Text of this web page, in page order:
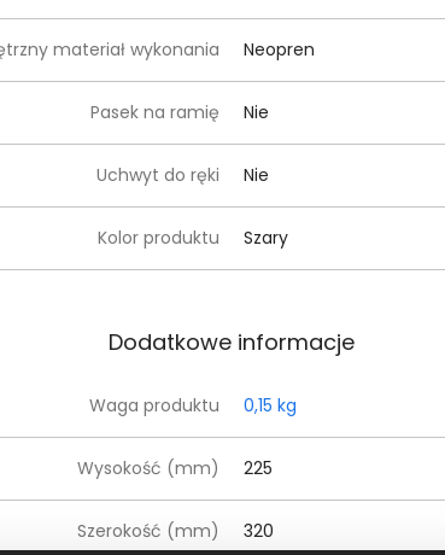
materiał wykonania Neopren
Pasek na ramię Nie
Uchwyt do ręki Nie
Kolor produktu Szary
Dodatkowe informacje
Waga produktu 0,15 kg
Wysokość (mm) 225
Szerokość (mm) 320